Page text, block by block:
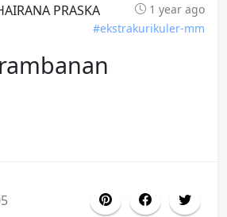
PRASKA
1 year ago
#ekstrakurikuler-mm